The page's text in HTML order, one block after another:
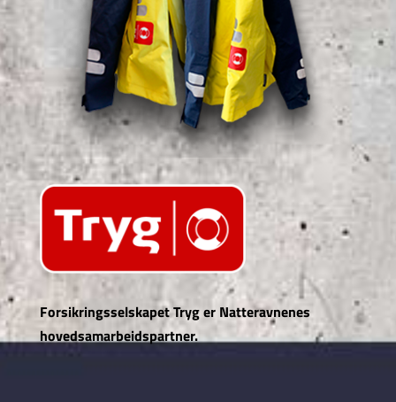
Forsikringsselskapet Tryg er Natteravnenes
hovedsamarbeidspartner.